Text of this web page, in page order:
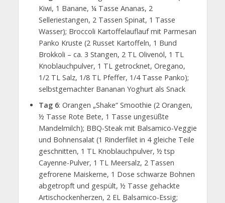
Kiwi, 1 Banane, ¼ Tasse Ananas, 2
Selleriestangen, 2 Tassen Spinat, 1 Tasse
Wasser); Broccoli Kartoffelauflauf mit Parmesan
Panko Kruste (2 Russet Kartoffeln, 1 Bund
Brokkoli – ca. 3 Stangen, 2 TL Olivenöl, 1 TL
Knoblauchpulver, 1 TL getrocknet, Oregano,
1/2 TL Salz, 1/8 TL Pfeffer, 1/4 Tasse Panko);
selbstgemachter Bananan Yoghurt als Snack
Tag 6: Orangen „Shake“ Smoothie (2 Orangen,
½ Tasse Rote Bete, 1 Tasse ungesüßte
Mandelmilch); BBQ-Steak mit Balsamico-Veggie
und Bohnensalat (1 Rinderfilet in 4 gleiche Teile
geschnitten, 1 TL Knoblauchpulver, ½ tsp
Cayenne-Pulver, 1 TL Meersalz, 2 Tassen
gefrorene Maiskerne, 1 Dose schwarze Bohnen
abgetropft und gespült, ½ Tasse gehackte
Artischockenherzen, 2 EL Balsamico-Essig;